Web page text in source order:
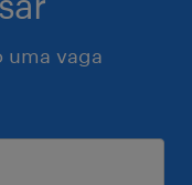
uma vaga